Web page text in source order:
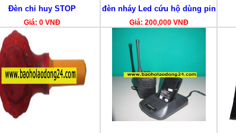
Đèn chỉ huy STOP
Giá: 0 VNĐ
đèn nháy Led cứu hộ dùng pin
Giá: 200,000 VNĐ